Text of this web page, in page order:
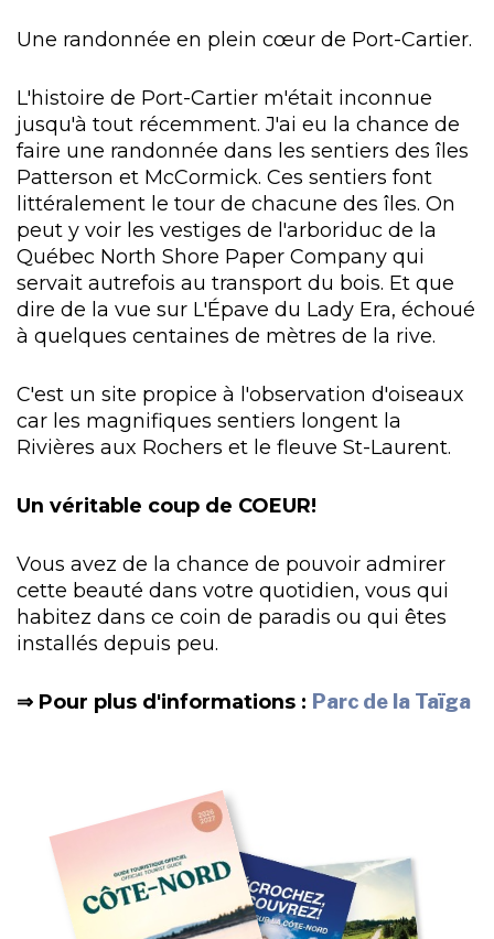
Une randonnée en plein cœur de Port-Cartier.
L'histoire de Port-Cartier m'était inconnue
jusqu'à tout récemment. J'ai eu la chance de
faire une randonnée dans les sentiers des îles
Patterson et McCormick. Ces sentiers font
littéralement le tour de chacune des îles. On
peut y voir les vestiges de l'arboriduc de la
Québec North Shore Paper Company qui
servait autrefois au transport du bois. Et que
dire de la vue sur L'Épave du Lady Era, échoué
à quelques centaines de mètres de la rive.
C'est un site propice à l'observation d'oiseaux
car les magnifiques sentiers longent la
Rivières aux Rochers et le fleuve St-Laurent.
Un véritable coup de COEUR!
Vous avez de la chance de pouvoir admirer
cette beauté dans votre quotidien, vous qui
habitez dans ce coin de paradis ou qui êtes
installés depuis peu.
⇒ Pour plus d'informations : Parc de la Taïga